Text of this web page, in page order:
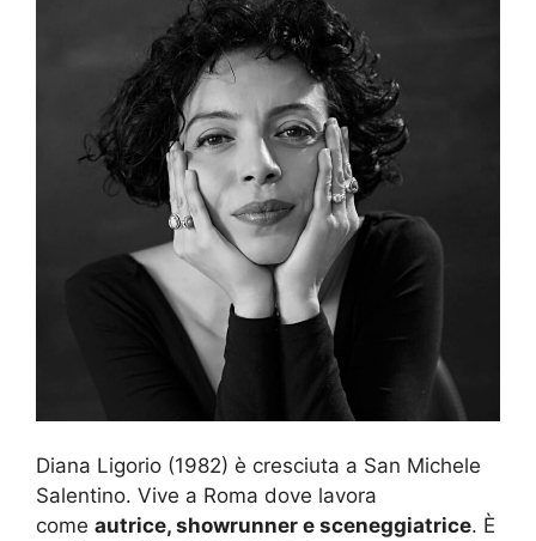
Diana Ligorio (1982) è cresciuta a San Michele
Salentino. Vive a Roma dove lavora
come autrice, showrunner e sceneggiatrice. È